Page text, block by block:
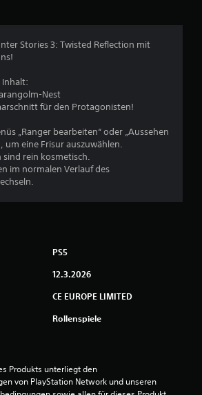
1
t
Stories 3: Twisted Reflection mit
Nest
für den Protagonisten!
„Ranger bearbeiten“ oder „Aussehen
um eine Frisur auszuwählen.
rein kosmetisch.
im normalen Verlauf des
PS5
12.3.2026
CE EUROPE LIMITED
Rollenspiele
Produkts unterliegt den
von PlayStation Network und unseren